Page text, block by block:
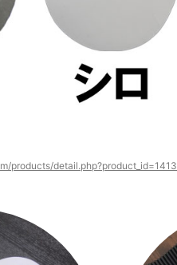
products/detail.php?product_id=1413